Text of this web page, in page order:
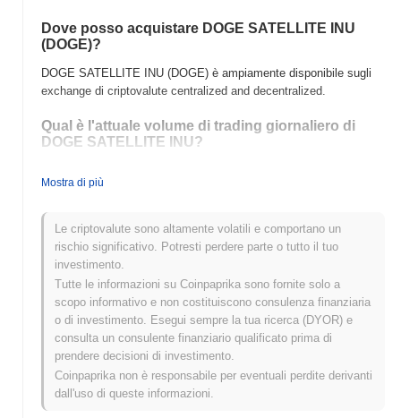
Dove posso acquistare DOGE SATELLITE INU
(DOGE)?
DOGE SATELLITE INU (DOGE) è ampiamente disponibile sugli
exchange di criptovalute centralized and decentralized.
Qual è l'attuale volume di trading giornaliero di
DOGE SATELLITE INU?
si attesta a
Qual è lo storico della fascia di prezzo di DOGE
SATELLITE INU?
Massimo Storico (ATH):
Minimo Storico (ATL):$0.00
DOGE SATELLITE INU è attualmente scambiato ~0.00%al di
sotto del suo ATH .
Come si sta comportando DOGE SATELLITE INU
rispetto al mercato crypto più ampio?
Mostra di più
Le criptovalute sono altamente volatili e comportano un
rischio significativo. Potresti perdere parte o tutto il tuo
investimento.
Tutte le informazioni su Coinpaprika sono fornite solo a
scopo informativo e non costituiscono consulenza finanziaria
o di investimento. Esegui sempre la tua ricerca (DYOR) e
consulta un consulente finanziario qualificato prima di
prendere decisioni di investimento.
Coinpaprika non è responsabile per eventuali perdite derivanti
dall'uso di queste informazioni.